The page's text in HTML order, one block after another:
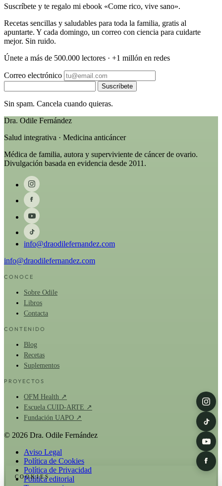
Suscríbete y te regalo mi ebook «Come rico, vive sano».
Recetas sencillas y saludables para toda la familia, gratis al
apuntarte. Y cada domingo, un correo con ciencia para cuidarte
mejor. Sin ruido.
Únete a más de 500.000 lectores · +1 millón en redes
Correo electrónico
Suscríbete
Sin spam. Cancela cuando quieras.
Dra. Odile Fernández
Salud integrativa · Medicina anticáncer
Médica de familia, autora y superviviente de cáncer de ovario.
Divulgación basada en evidencia desde 2011.
info@draodilefernandez.com
info@draodilefernandez.com
CONOCE
Sobre Odile
Libros
Contacta
CONTENIDO
Blog
Recetas
Suplementos
PROYECTOS
OFM Health ↗
Escuela CUID-ARTE ↗
Fundación UAPO ↗
© 2026 Dra. Odile Fernández
Aviso Legal
Política de Cookies
Política de Privacidad
Política editorial
COOKIES